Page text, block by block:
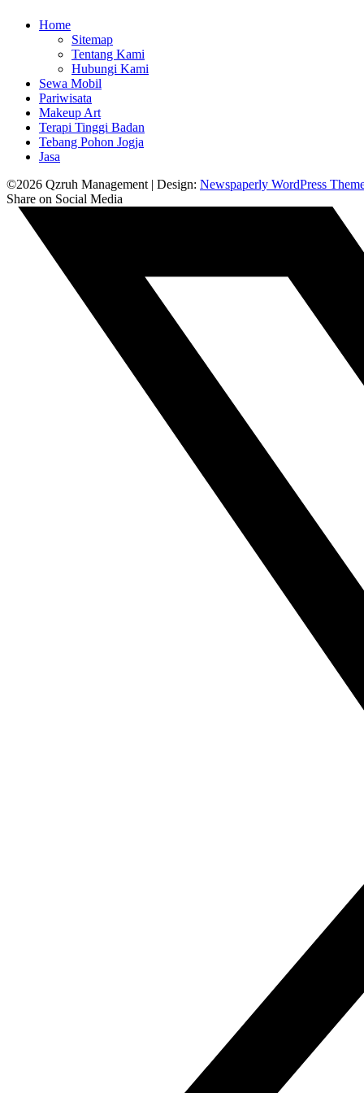
Home
Sitemap
Tentang Kami
Hubungi Kami
Sewa Mobil
Pariwisata
Makeup Art
Terapi Tinggi Badan
Tebang Pohon Jogja
Jasa
©2026 Qzruh Management | Design: Newspaperly WordPress
Share on Social Media